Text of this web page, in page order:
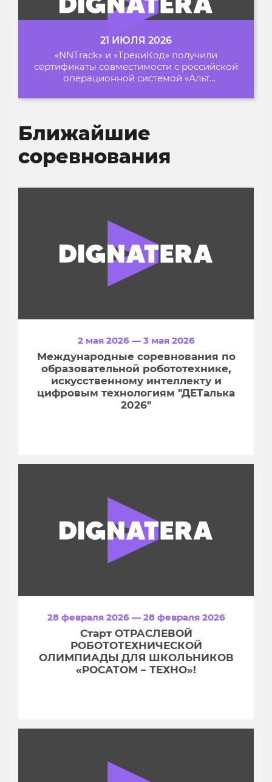
21 ИЮЛЯ 2026
«NNTrack» и «ТрекиКод» получили
сертификаты совместимости с российской
операционной системой «Альт
Ближайшие
соревнования
2 мая 2026 — 3 мая 2026
Международные соревнования по
образовательной робототехнике,
искусственному интеллекту и
цифровым технологиям "ДЕТалька
2026"
28 февраля 2026 — 28 февраля 2026
Старт ОТРАСЛЕВОЙ
РОБОТОТЕХНИЧЕСКОЙ
ОЛИМПИАДЫ ДЛЯ ШКОЛЬНИКОВ
«РОСАТОМ – ТЕХНО»!